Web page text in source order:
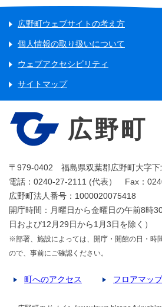
広野町ウェブサイトの考え方
個人情報の取り扱いについて
ウェブアクセシビリティ
サイトマップ
広野町
〒979-0402 福島県双葉郡広野町大字下
電話：0240-27-2111 (代表） Fax：
広野町法人番号：1000020075418
開庁時間：月曜日から金曜日の午前8時
日および12月29日から1月3日を除く）
※部署、施設によっては、開庁・開館の日・時
ので、事前にご確認ください。
町へのアクセス フロアマップ